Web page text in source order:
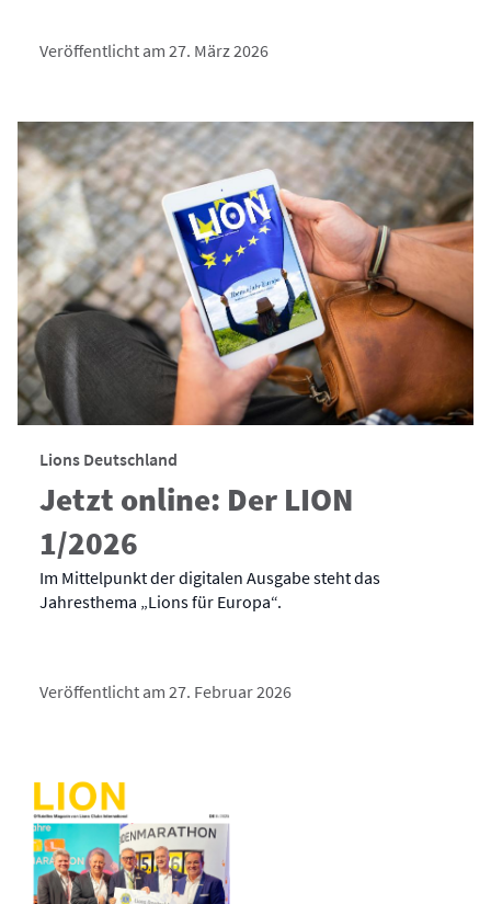
Veröffentlicht am 27. März 2026
Lions Deutschland
Jetzt online: Der LION
1/2026
Im Mittelpunkt der digitalen Ausgabe steht das
Jahresthema „Lions für Europa“.
Veröffentlicht am 27. Februar 2026